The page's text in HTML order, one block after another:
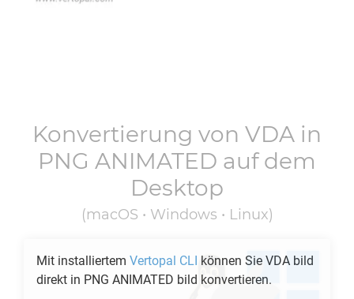
Konvertierung von VDA in
PNG ANIMATED auf dem
Desktop
(macOS • Windows • Linux)
Mit installiertem Vertopal CLI können Sie VDA bild
direkt in PNG ANIMATED bild konvertieren.